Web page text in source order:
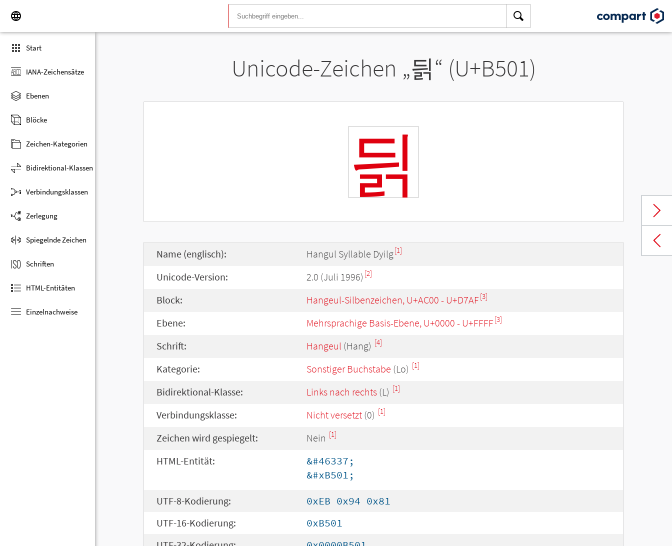
Start
IANA-Zeichensätze
Ebenen
Blöcke
Zeichen-Kategorien
Bidirektional-Klassen
Verbindungsklassen
Zerlegung
Spiegelnde Zeichen
Schriften
HTML-Entitäten
Einzelnachweise
Unicode-Zeichen „딁“ (U+B501)
딁
Name (englisch): Hangul Syllable Dyilg[1]
Unicode-Version: 2.0 (Juli 1996) [2]
Block: Hangeul-Silbenzeichen, U+AC00 - U+D7AF[3]
Ebene: Mehrsprachige Basis-Ebene, U+0000 - U+FFFF[3]
Schrift: Hangeul (Hang) [4]
Kategorie: Sonstiger Buchstabe (Lo) [1]
Bidirektional-Klasse: Links nach rechts (L) [1]
Verbindungsklasse: Nicht versetzt (0) [1]
Zeichen wird gespiegelt: Nein [1]
HTML-Entität:
&#46337;
&#xB501;
UTF-8-Kodierung:
0xEB 0x94 0x81
UTF-16-Kodierung:
0xB501